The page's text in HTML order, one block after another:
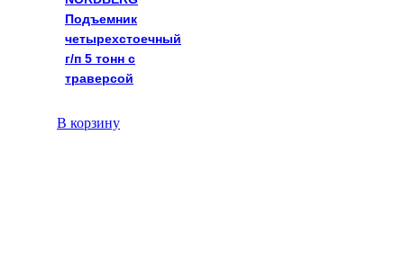
Подъемник
четырехстоечный
г/п 5 тонн c
траверсой
В корзину